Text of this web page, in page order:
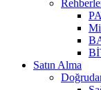
Satın Alma